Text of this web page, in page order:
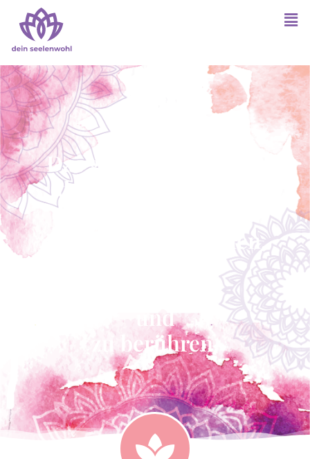
Das größte Geschenk,
das ich geben kann,
den anderen zu sehen,
und
zu berühren.